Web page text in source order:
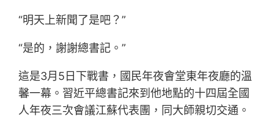
“明天上新聞了是吧？”
“是的，謝謝總書記。”
這是3月5日下戰書，國民年夜會堂東年夜廳的溫
馨一幕。習近平總書記來到他地點的十四屆全國
人年夜三次會議江蘇代表團，同大師親切交通。